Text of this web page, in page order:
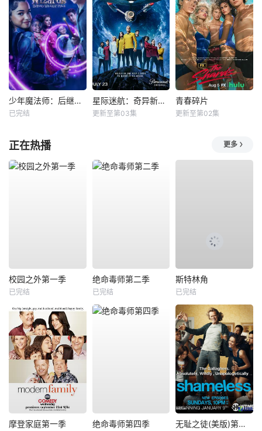
少年魔法师：后继者第三季
已完结
星际迷航：奇异新世界第四季
更新至第03集
青春碎片
更新至第02集
正在热播 更多
校园之外第一季
已完结
绝命毒师第二季
已完结
斯特林角
已完结
摩登家庭第一季 绝命毒师第四季 无耻之徒(美版)第一季